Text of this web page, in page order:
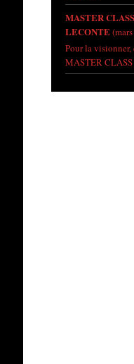
MASTER
LECONTE
Pour la
MASTER